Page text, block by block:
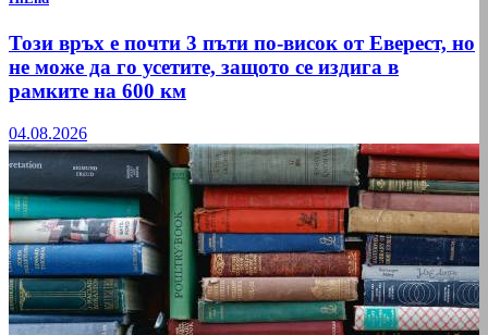
Този връх е почти 3 пъти по-висок от Еверест, но
не може да го усетите, защото се издига в
рамките на 600 км
04.08.2026